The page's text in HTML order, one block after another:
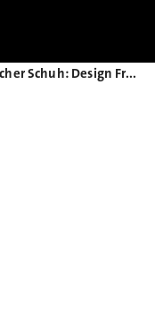
Produktionsforscher Schuh: Design Freeze war gestern